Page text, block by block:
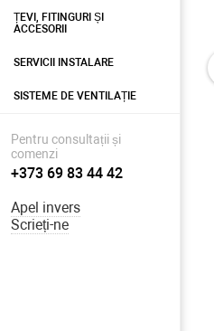
ȚEVI, FITINGURI ȘI
ACCESORII
SERVICII INSTALARE
SISTEME DE VENTILAȚIE
Pentru consultații și
comenzi
+373 69 83 44 42
Apel invers
Scrieți-ne